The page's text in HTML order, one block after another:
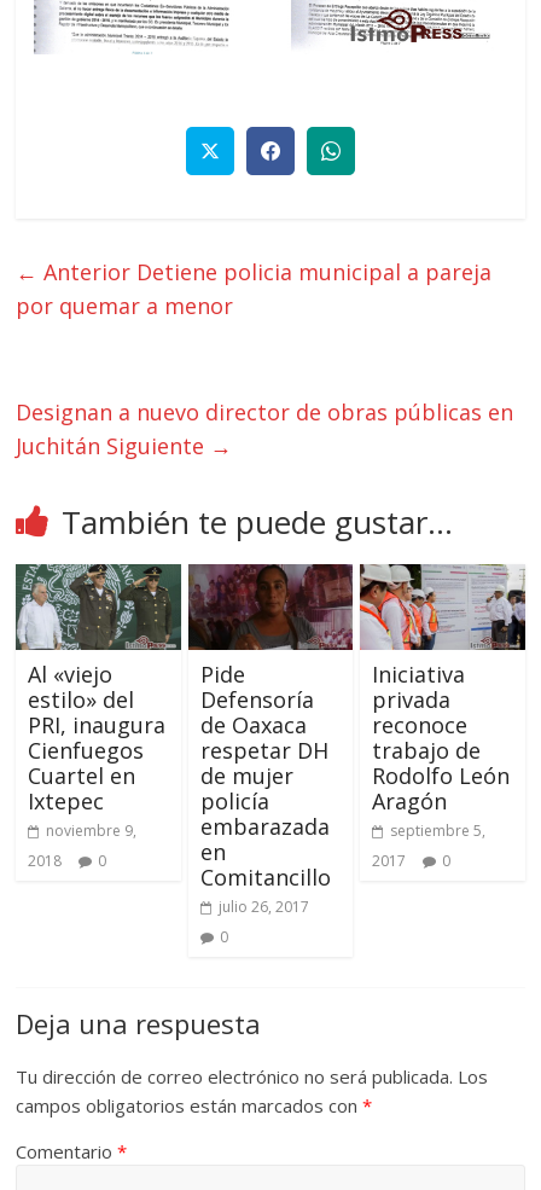
← Anterior Detiene policia municipal a pareja
por quemar a menor
Designan a nuevo director de obras públicas en
Juchitán Siguiente →
También te puede gustar...
Al «viejo
estilo» del
PRI, inaugura
Cienfuegos
Cuartel en
Ixtepec
noviembre 9,
2018
0
Pide
Defensoría
de Oaxaca
respetar DH
de mujer
policía
embarazada
en
Comitancillo
julio 26, 2017
0
Iniciativa
privada
reconoce
trabajo de
Rodolfo León
Aragón
septiembre 5,
2017
0
Deja una respuesta
Tu dirección de correo electrónico no será publicada. Los
campos obligatorios están marcados con*
Comentario*